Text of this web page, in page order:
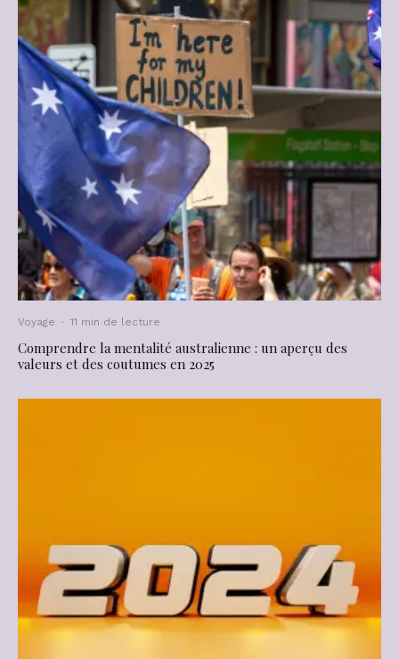
Voyage · 11 min de lecture
Comprendre la mentalité australienne : un aperçu des
valeurs et des coutumes en 2025